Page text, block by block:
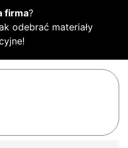
firma?
odebrać materiały